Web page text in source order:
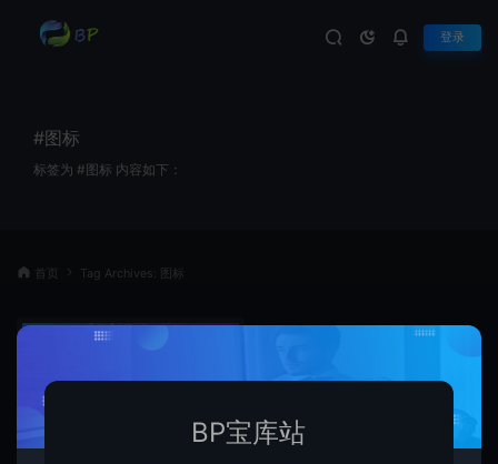
登录
#图标
标签为 #图标 内容如下：
首页 Tag Archives: 图标
BP宝库站